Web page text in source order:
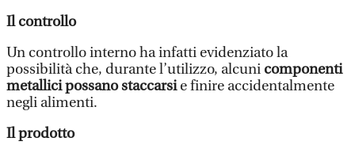
Il controllo
Un controllo interno ha infatti evidenziato la
possibilità che, durante l’utilizzo, alcuni componenti
metallici possano staccarsie finire accidentalmente
negli alimenti.
Il prodotto